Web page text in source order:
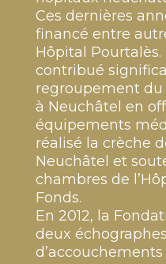
Ces dernières
financé entre
Hôpital
contribué
regroupement
à Neuchâtel en
équipements
réalisé la crèche
Neuchâtel et
chambres de
Fonds.
En 2012, la
deux